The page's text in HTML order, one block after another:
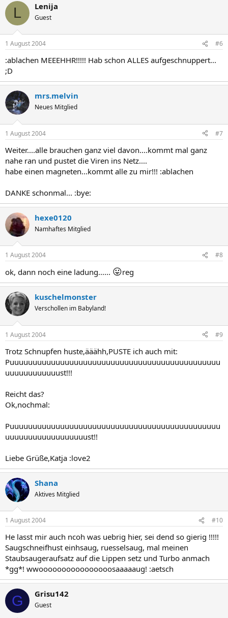
L Lenija
Guest
1 August 2004 #6
:ablachen MEEEHHR!!!!! Hab schon ALLES aufgeschnuppert...
;D
mrs.melvin
Neues Mitglied
1 August 2004 #7
Weiter....alle brauchen ganz viel davon....kommt mal ganz
nahe ran und pustet die Viren ins Netz....
habe einen magneten...kommt alle zu mir!!! :ablachen
DANKE schonmal... :bye:
hexe0120
Namhaftes Mitglied
1 August 2004 #8
ok, dann noch eine ladung...... 😛reg
kuschelmonster
Verschollen im Babyland!
1 August 2004 #9
Trotz Schnupfen huste,ääähh,PUSTE ich auch mit:
Puuuuuuuuuuuuuuuuuuuuuuuuuuuuuuuuuuuuuuuuuuuuuu
uuuuuuuuuuuust!!!
Reicht das?
Ok,nochmal:
Puuuuuuuuuuuuuuuuuuuuuuuuuuuuuuuuuuuuuuuuuuuuuu
uuuuuuuuuuuuuuuuuust!!
Liebe Grüße,Katja :love2
Shana
Aktives Mitglied
1 August 2004 #10
He lasst mir auch ncoh was uebrig hier, sei dend so gierig !!!!!
Saugschneifhust einhsaug, ruesselsaug, mal meinen
Staubsaugeraufsatz auf die Lippen setz und Turbo anmach
*gg*! wwoooooooooooooooosaaaaaug! :aetsch
G Grisu142
Guest